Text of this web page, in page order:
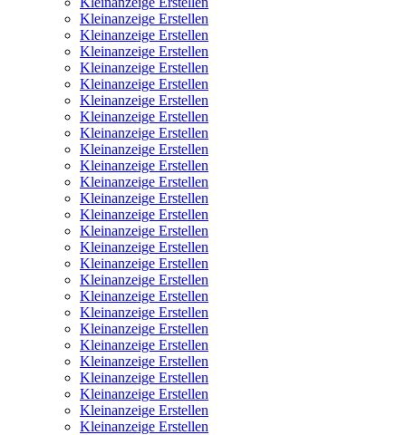
Kleinanzeige Erstellen
Kleinanzeige Erstellen
Kleinanzeige Erstellen
Kleinanzeige Erstellen
Kleinanzeige Erstellen
Kleinanzeige Erstellen
Kleinanzeige Erstellen
Kleinanzeige Erstellen
Kleinanzeige Erstellen
Kleinanzeige Erstellen
Kleinanzeige Erstellen
Kleinanzeige Erstellen
Kleinanzeige Erstellen
Kleinanzeige Erstellen
Kleinanzeige Erstellen
Kleinanzeige Erstellen
Kleinanzeige Erstellen
Kleinanzeige Erstellen
Kleinanzeige Erstellen
Kleinanzeige Erstellen
Kleinanzeige Erstellen
Kleinanzeige Erstellen
Kleinanzeige Erstellen
Kleinanzeige Erstellen
Kleinanzeige Erstellen
Kleinanzeige Erstellen